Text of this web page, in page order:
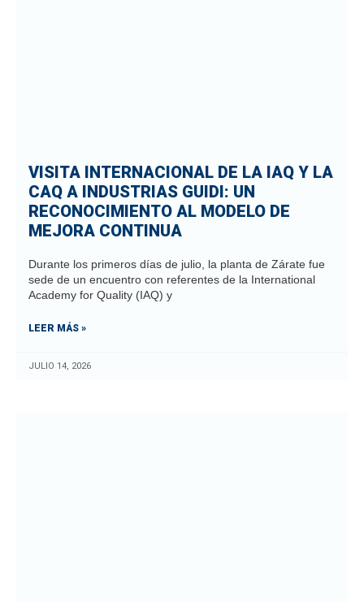
VISITA INTERNACIONAL DE LA IAQ Y LA
CAQ A INDUSTRIAS GUIDI: UN
RECONOCIMIENTO AL MODELO DE
MEJORA CONTINUA
Durante los primeros días de julio, la planta de Zárate fue
sede de un encuentro con referentes de la International
Academy for Quality (IAQ) y
LEER MÁS »
JULIO 14, 2026